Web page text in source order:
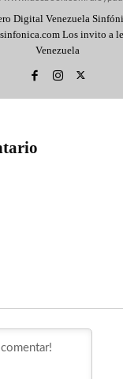
Digital Venezuela
Los invito a
Venezuela